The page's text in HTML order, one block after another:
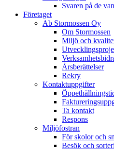
Svaren på de
Företaget
Ab Stormossen Oy
Om Stormossen
Miljö och
Årsberättelser
Rekry
Kontaktuppgifter
Ta kontakt
Respons
Miljöfostran
För skolor och
Besök och